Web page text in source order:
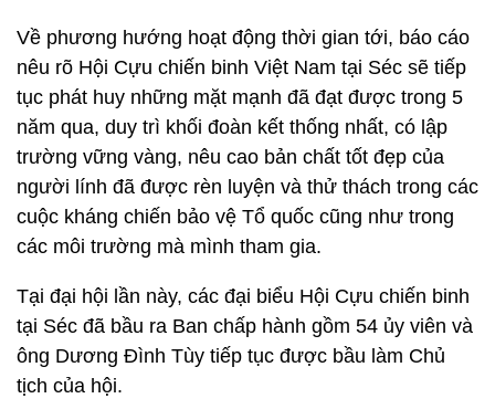
Về phương hướng hoạt động thời gian tới, báo cáo
nêu rõ Hội Cựu chiến binh Việt Nam tại Séc sẽ tiếp
tục phát huy những mặt mạnh đã đạt được trong 5
năm qua, duy trì khối đoàn kết thống nhất, có lập
trường vững vàng, nêu cao bản chất tốt đẹp của
người lính đã được rèn luyện và thử thách trong các
cuộc kháng chiến bảo vệ Tổ quốc cũng như trong
các môi trường mà mình tham gia.
Tại đại hội lần này, các đại biểu Hội Cựu chiến binh
tại Séc đã bầu ra Ban chấp hành gồm 54 ủy viên và
ông Dương Đình Tùy tiếp tục được bầu làm Chủ
tịch của hội.